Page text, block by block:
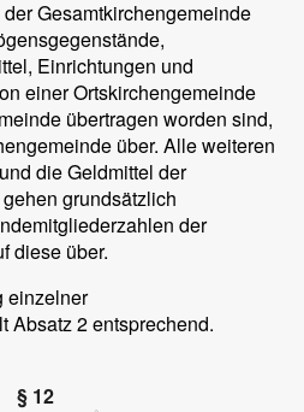
Gesamtkirchengemeinde
Einrichtungen und
einer Ortskirchengemeinde
übertragen worden sind,
über. Alle weiteren
die Geldmittel der
grundsätzlich
der
diese über.
einzelner
Absatz 2 entsprechend.
§ 12